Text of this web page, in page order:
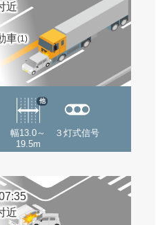
近
車(1)
幅13.0～
19.5m
他
３灯式信号
近